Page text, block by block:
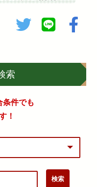
索
条件でも
！